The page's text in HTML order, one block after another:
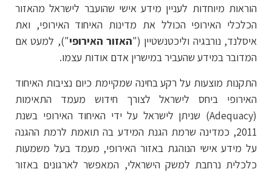
הוראות מיוחדות לעניין מידע אישי שהועבר לישראל מהאזור
הכלכלי האירופי הכולל את מדינות האיחוד האירופי, ואת
איסלנד, נורבגיה וליכטנשטיין ("האזור האירופי"), למעט אם
המדובר במידע שהעביר במישרין אדם אודות עצמו.
התקנות מוצעות על רקע בחינה שמקיימת כיום נציבות האיחוד
האירופי ביחס לישראל לצורך חידוש מעמד התאימות
(
Adequacy) שניתן לישראל על ידי האיחוד האירופי בשנת
2011, כמדינה שרמת הגנת המידע בה תואמת לרמת ההגנה
על מידע אישי הנוהגת באזור האירופי, מעמד בעל משמעות
כלכלית נרחבת למשק הישראלי, המאפשר לארגונים באזור